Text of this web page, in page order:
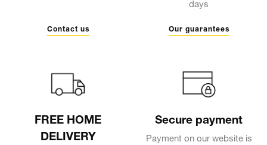
Contact us
days
Our guarantees
FREE HOME
DELIVERY
Secure payment
Payment on our website is